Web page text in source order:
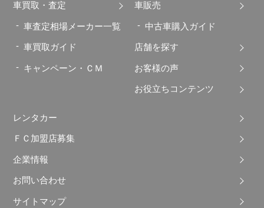
車買取・査定
車査定相場メーカー一覧
車買取ガイド
キャンペーン・ＣＭ
車販売
中古車購入ガイド
店舗を探す
お客様の声
お役立ちコンテンツ
レンタカー
ＦＣ加盟店募集
企業情報
お問い合わせ
サイトマップ